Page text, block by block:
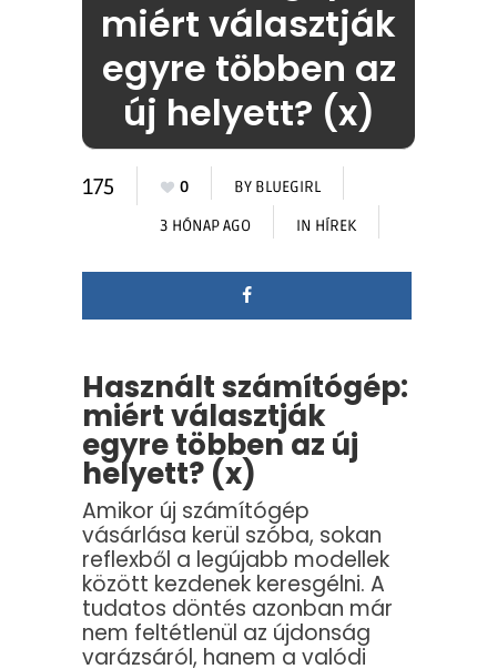
miért választják
egyre többen az
új helyett? (x)
175 0 BY BLUEGIRL
3 HÓNAP AGO IN HÍREK
Használt számítógép:
miért választják
egyre többen az új
helyett? (x)
Amikor új számítógép
vásárlása kerül szóba, sokan
reflexből a legújabb modellek
között kezdenek keresgélni. A
tudatos döntés azonban már
nem feltétlenül az újdonság
varázsáról, hanem a valódi